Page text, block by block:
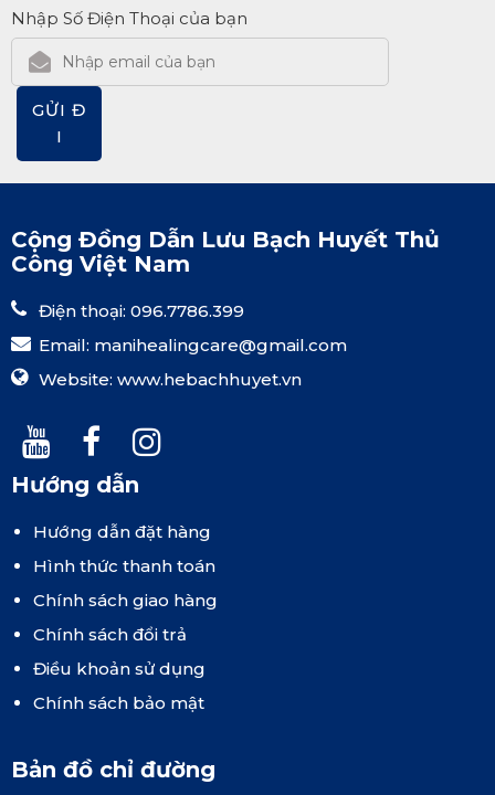
Nhập Số Điện Thoại của bạn
GỬI Đ
I
Cộng Đồng Dẫn Lưu Bạch Huyết Thủ
Công Việt Nam
Điện thoại: 096.7786.399
Email: manihealingcare@gmail.com
Website: www.hebachhuyet.vn
Hướng dẫn
Hướng dẫn đặt hàng
Hình thức thanh toán
Chính sách giao hàng
Chính sách đổi trả
Điều khoản sử dụng
Chính sách bảo mật
Bản đồ chỉ đường